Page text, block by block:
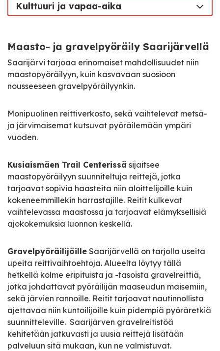
Kulttuuri ja vapaa-aika
Maasto- ja gravelpyöräily Saarijärvellä
Saarijärvi tarjoaa erinomaiset mahdollisuudet niin
maastopyöräilyyn, kuin kasvavaan suosioon
nousseeseen gravelpyöräilyynkin.
Monipuolinen reittiverkosto, sekä vaihtelevat metsä-
ja järvimaisemat kutsuvat pyöräilemään ympäri
vuoden.
Kusiaismäen Trail Centerissä sijaitsee
maastopyöräilyyn suunniteltuja reittejä, jotka
tarjoavat sopivia haasteita niin aloittelijoille kuin
kokeneemmillekin harrastajille. Reitit kulkevat
vaihtelevassa maastossa ja tarjoavat elämyksellisiä
ajokokemuksia luonnon keskellä.
Gravelpyöräilijöille Saarijärvellä on tarjolla useita
upeita reittivaihtoehtoja. Alueelta löytyy tällä
hetkellä kolme eripituista ja -tasoista gravelreittiä,
jotka johdattavat pyöräilijän maaseudun maisemiin,
sekä järvien rannoille. Reitit tarjoavat nautinnollista
ajettavaa niin kuntoilijoille kuin pidempiä pyöräretkiä
suunnitteleville. Saarijärven gravelreitistöä
kehitetään jatkuvasti ja uusia reittejä lisätään
palveluun sitä mukaan, kun ne valmistuvat.